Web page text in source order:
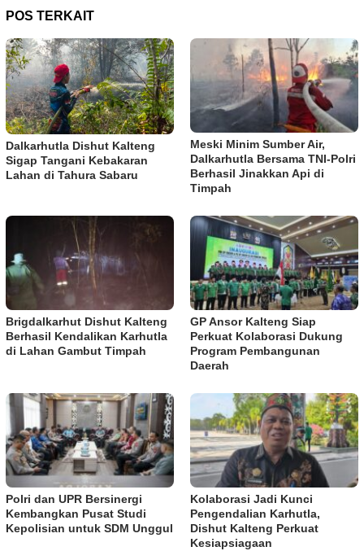
POS TERKAIT
Dalkarhutla Dishut Kalteng
Sigap Tangani Kebakaran
Lahan di Tahura Sabaru
Meski Minim Sumber Air,
Dalkarhutla Bersama TNI-Polri
Berhasil Jinakkan Api di
Timpah
Brigdalkarhut Dishut Kalteng
Berhasil Kendalikan Karhutla
di Lahan Gambut Timpah
GP Ansor Kalteng Siap
Perkuat Kolaborasi Dukung
Program Pembangunan
Daerah
Polri dan UPR Bersinergi
Kembangkan Pusat Studi
Kepolisian untuk SDM Unggul
Kolaborasi Jadi Kunci
Pengendalian Karhutla,
Dishut Kalteng Perkuat
Kesiapsiagaan